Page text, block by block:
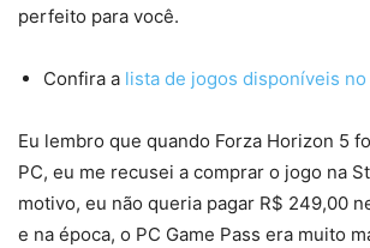
perfeito para você.
Confira a lista de jogos disponíveis no
Eu lembro que quando Forza Horizon 5
PC, eu me recusei a comprar o jogo na
motivo, eu não queria pagar R$ 249,00
e na época, o PC Game Pass era muito